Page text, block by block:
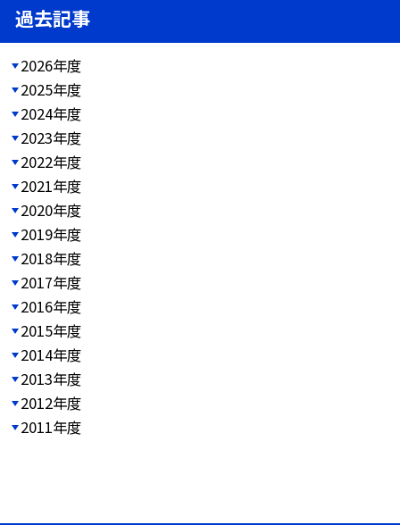
過去記事
2026年度
2025年度
2024年度
2023年度
2022年度
2021年度
2020年度
2019年度
2018年度
2017年度
2016年度
2015年度
2014年度
2013年度
2012年度
2011年度